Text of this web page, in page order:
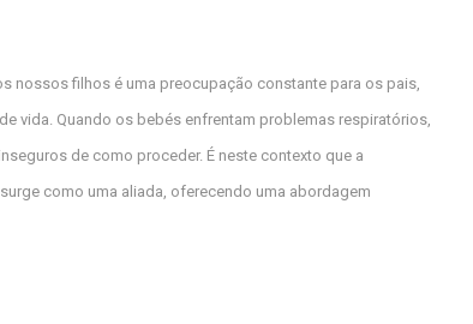
nossos filhos é uma preocupação constante para os pais,
vida. Quando os bebés enfrentam problemas respiratórios,
de como proceder. É neste contexto que a
como uma aliada, oferecendo uma abordagem